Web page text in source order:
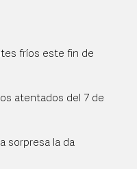
fríos este fin de
atentados del 7 de
sorpresa la da